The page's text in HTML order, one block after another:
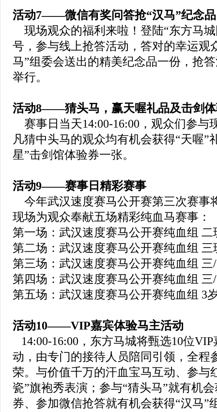
活动7——微信有奖问答抢“汉马”纪念品
现场观众的福利来啦！登陆“东方马
号，参与线上抢答活动，答对的幸运观
马”组委会送出的精美纪念品一份，抢
举行。
活动8——猜头马，赢天喔礼品及击剑
赛事日当天14:00-16:00，观众们参与
凡猜中头马的观众均有机会获得“天喔”
星”击剑馆体验券一张。
活动9——赛事日精彩赛事
今年武汉速度赛马公开赛第三次赛事
现场为观众奉献五场精彩纯血马赛事：
第一场：武汉速度赛马公开赛纯血组 二
第二场：武汉速度赛马公开赛纯血组 三
第三场：武汉速度赛马公开赛纯血组 三
第四场：武汉速度赛马公开赛纯血组 三
第五场：武汉速度赛马公开赛纯血组 3
活动10——VIP嘉宾体验马主活动
14:00-16:00，东方马城将甄选10位
动，由专门的接待人员陪同引领，全程
荣。与价值千万的汗血宝马互动、参与
瓷”旗袍秀表演；参与“猜头马”就有机
券、参加微信抢答就有机会获得“汉马”